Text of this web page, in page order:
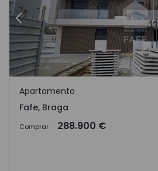
Anterior
Fafe, Braga
Apartamento
Fafe, Braga
Comprar 288.900 €